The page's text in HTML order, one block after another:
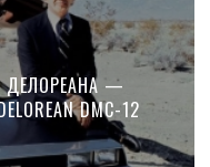
ДЕЛОРЕАНА —
DMC-12